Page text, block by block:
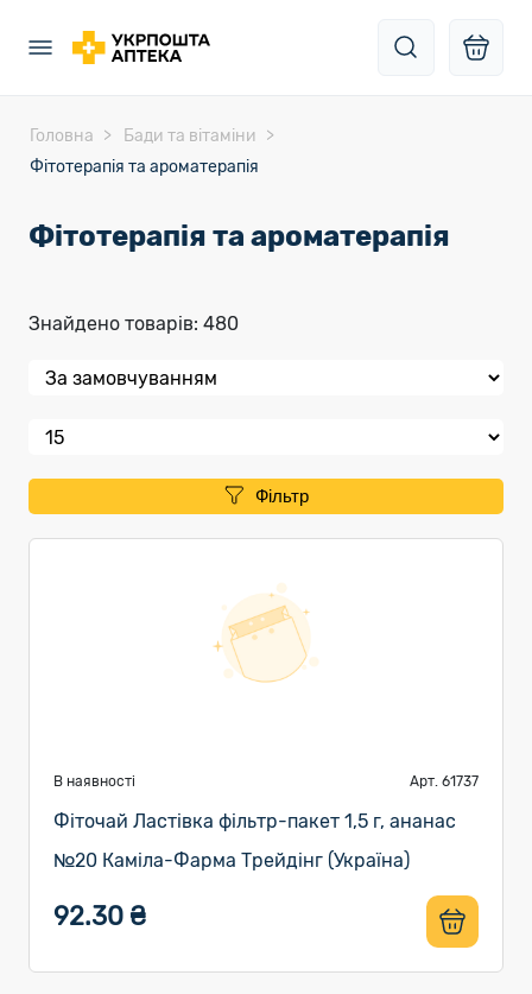
Головна
Бади та вітаміни
Фітотерапія та ароматерапія
Фітотерапія та ароматерапія
Знайдено товарів: 480
Фільтр
В наявності Арт. 61737
Фіточай Ластівка фільтр-пакет 1,5 г, ананас
№20 Каміла-Фарма Трейдінг (Україна)
92.30 ₴